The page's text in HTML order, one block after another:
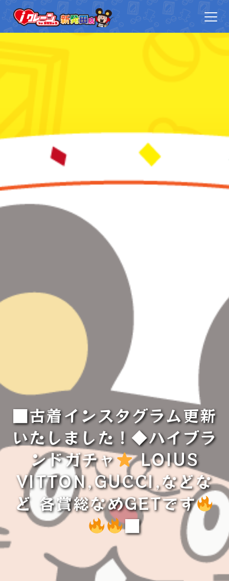
■古着インスタグラム更新
いたしました！◆ハイブラ
ンドガチャ
LOIUS
VITTON,GUCCI,などな
ど 各賞総なめGETです
■